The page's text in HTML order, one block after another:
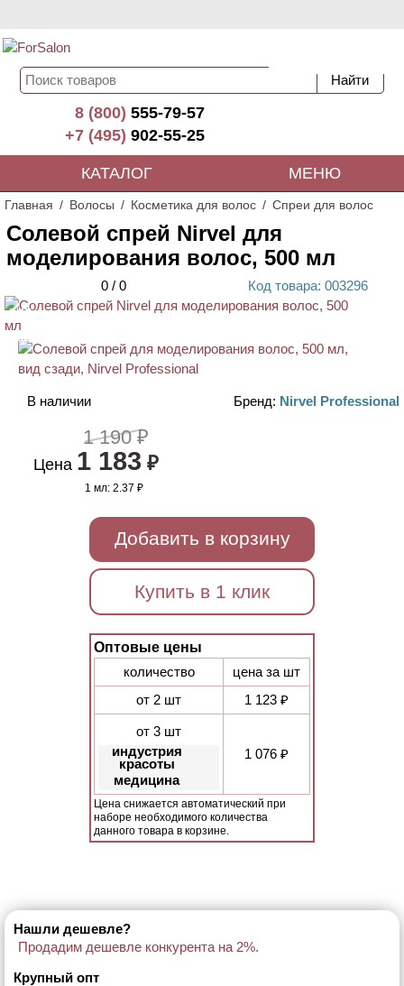
8 (800)555-79-57
+7 (495)902-55-25
КАТАЛОГ МЕНЮ
Главная Волосы Косметика для волос Спреи для волос
Солевой спрей Nirvel для
моделирования волос, 500 мл
0 / 0 Код товара: 003296
ХИТ
АКЦИЯ
В наличии Бренд: Nirvel Professional
1 190 ₽
Цена 1 183 ₽
1 мл:2.37 ₽
Добавить в корзину
Купить в 1 клик
Оптовые цены
количество
цена за шт
от 2 шт
1 123 ₽
от 3 шт
индустрия
красоты
медицина
1 076 ₽
Цена снижается автоматический при
наборе необходимого количества
данного товара в корзине.
Нашли дешевле?
Продадим дешевле конкурента на 2%.
Крупный опт